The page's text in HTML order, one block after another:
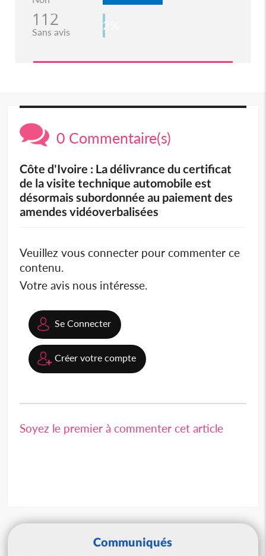
112
Sans avis 2%
0 Commentaire(s)
Côte d'Ivoire : La délivrance du certificat
de la visite technique automobile est
désormais subordonnée au paiement des
amendes vidéoverbalisées
Veuillez vous connecter pour commenter ce
contenu.
Votre avis nous intéresse.
Se Connecter
Créer votre compte
Soyez le premier à commenter cet article
Communiqués